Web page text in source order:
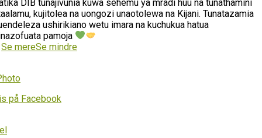
DIB tunajivunia kuwa sehemu ya mradi huu na tunathamini
kujitolea na uongozi unaotolewa na Kijani. Tunatazamia
ushirikiano wetu imara na kuchukua hatua
pamoja
Se mereSe mindre
på Facebook